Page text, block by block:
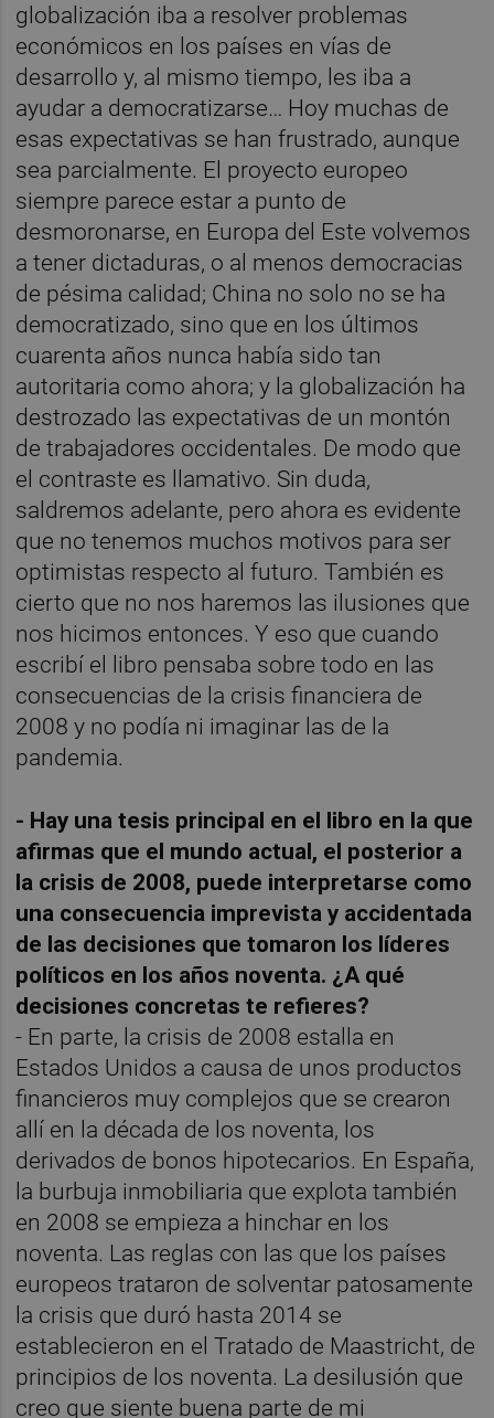
globalización iba a resolver problemas
económicos en los países en vías de
desarrollo y, al mismo tiempo, les iba a
ayudar a democratizarse… Hoy muchas de
esas expectativas se han frustrado, aunque
sea parcialmente. El proyecto europeo
siempre parece estar a punto de
desmoronarse, en Europa del Este volvemos
a tener dictaduras, o al menos democracias
de pésima calidad; China no solo no se ha
democratizado, sino que en los últimos
cuarenta años nunca había sido tan
autoritaria como ahora; y la globalización ha
destrozado las expectativas de un montón
de trabajadores occidentales. De modo que
el contraste es llamativo. Sin duda,
saldremos adelante, pero ahora es evidente
que no tenemos muchos motivos para ser
optimistas respecto al futuro. También es
cierto que no nos haremos las ilusiones que
nos hicimos entonces. Y eso que cuando
escribí el libro pensaba sobre todo en las
consecuencias de la crisis financiera de
2008 y no podía ni imaginar las de la
pandemia.
- Hay una tesis principal en el libro en la que
afirmas que el mundo actual, el posterior a
la crisis de 2008, puede interpretarse como
una consecuencia imprevista y accidentada
de las decisiones que tomaron los líderes
políticos en los años noventa. ¿A qué
decisiones concretas te refieres?
- En parte, la crisis de 2008 estalla en
Estados Unidos a causa de unos productos
financieros muy complejos que se crearon
allí en la década de los noventa, los
derivados de bonos hipotecarios. En España,
la burbuja inmobiliaria que explota también
en 2008 se empieza a hinchar en los
noventa. Las reglas con las que los países
europeos trataron de solventar patosamente
la crisis que duró hasta 2014 se
establecieron en el Tratado de Maastricht, de
principios de los noventa. La desilusión que
creo que siente buena parte de mi